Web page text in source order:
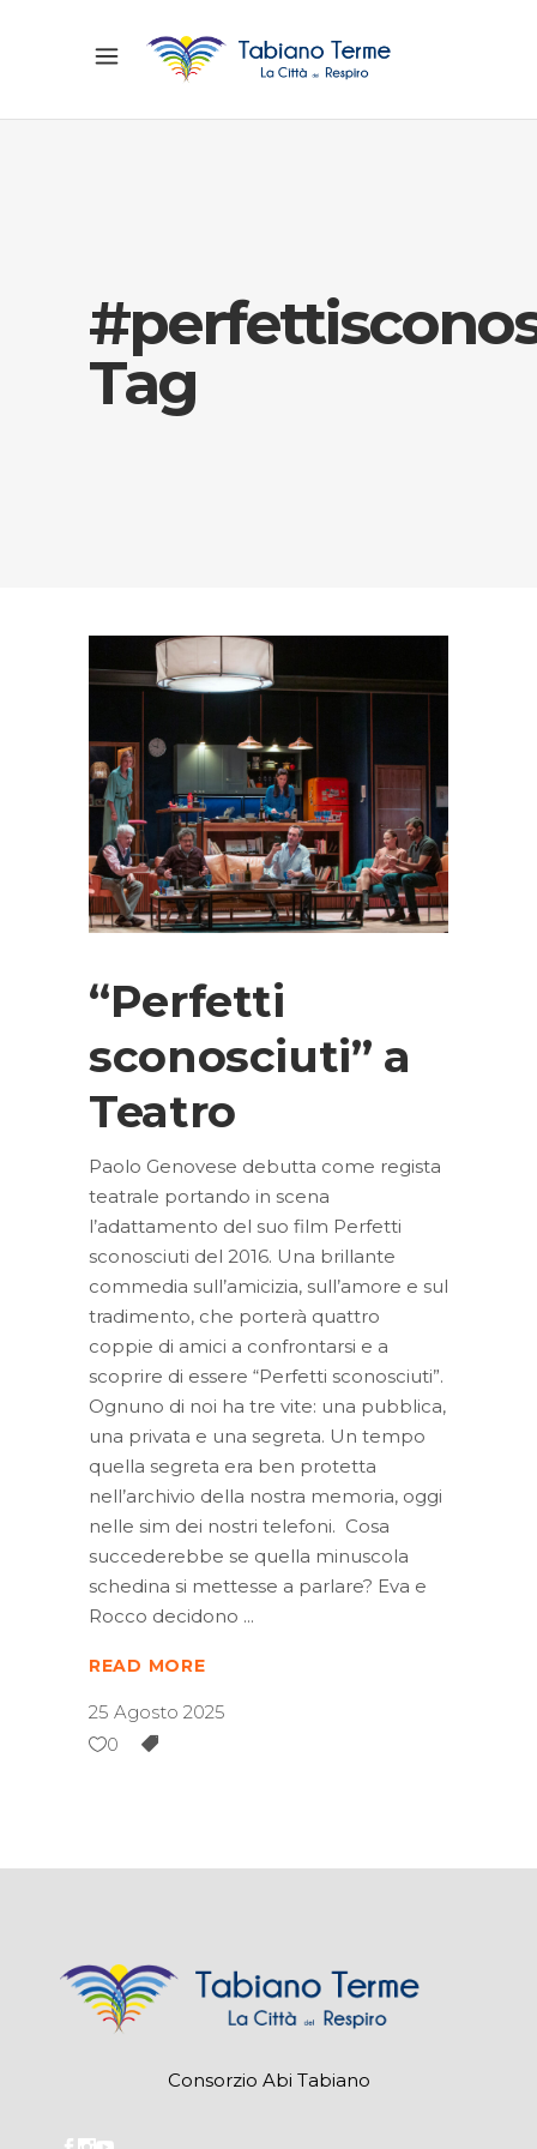
Tag
“Perfetti
sconosciuti” a
Teatro
Paolo Genovese debutta come regista
teatrale portando in scena
l’adattamento del suo film Perfetti
sconosciuti del 2016. Una brillante
commedia sull’amicizia, sull’amore e sul
tradimento, che porterà quattro
coppie di amici a confrontarsi e a
scoprire di essere “Perfetti sconosciuti”.
Ognuno di noi ha tre vite: una pubblica,
una privata e una segreta. Un tempo
quella segreta era ben protetta
nell’archivio della nostra memoria, oggi
nelle sim dei nostri telefoni. Cosa
succederebbe se quella minuscola
schedina si mettesse a parlare? Eva e
Rocco decidono
READ MORE
25 Agosto 2025
0
Consorzio Abi Tabiano